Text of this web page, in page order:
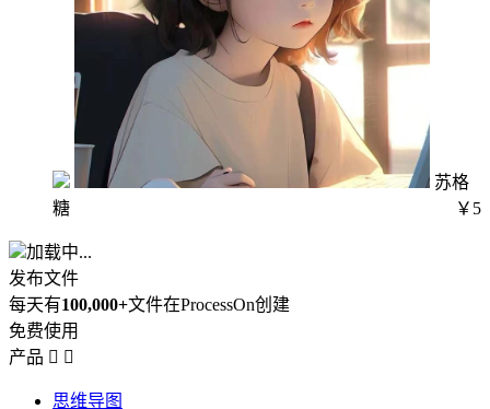
苏格
糖
￥5
加载中...
发布文件
每天有100,000+文件在ProcessOn创建
免费使用
产品  
思维导图